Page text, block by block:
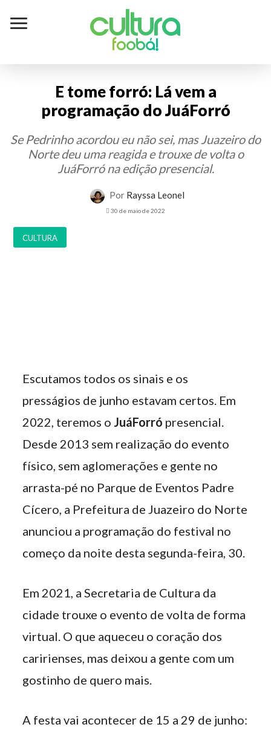
Cultura
foobá!
E tome forró: Lá vem a
programação do JuáForró
Se Pedrinho acordou eu não sei, mas Juazeiro do
Norte deu uma reagida e trouxe de volta o
JuáForró na edição presencial.
Por Rayssa Leonel
30 de maio de 2022
CULTURA
Escutamos todos os sinais e os
presságios de junho estavam certos. Em
2022, teremos o JuáForró presencial.
Desde 2013 sem realização do evento
físico, sem aglomerações e gente no
arrasta-pé no Parque de Eventos Padre
Cícero, a Prefeitura de Juazeiro do Norte
anunciou a programação do festival no
começo da noite desta segunda-feira, 30.
Em 2021, a Secretaria de Cultura da
cidade trouxe o evento de volta de forma
virtual. O que aqueceu o coração dos
caririenses, mas deixou a gente com um
gostinho de quero mais.
A festa vai acontecer de 15 a 29 de junho: